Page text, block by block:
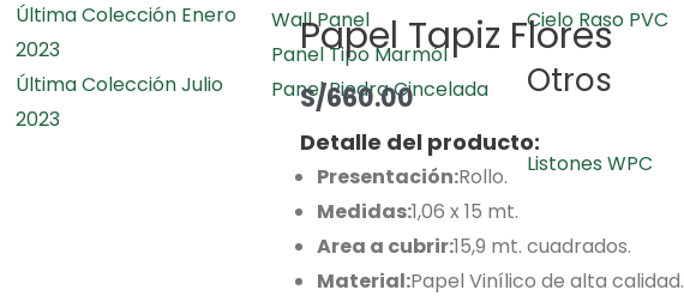
Última Colección Enero
2023
Última Colección Julio
2023
Wall Panel
Panel Tipo Marmól
Panel Piedra Cincelada
Cielo Raso PVC
Otros
Listones WPC
Papel Tapiz Flores
S/660.00
Detalle del producto:
Presentación:Rollo.
Medidas:1,06 x 15 mt.
Area a cubrir:15,9 mt. cuadrados.
Material:Papel Vinílico de alta calidad.